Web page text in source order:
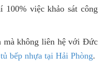
100% việc khảo sát công
mà không liên hệ với Đức
tủ bếp nhựa tại Hải Phòng.